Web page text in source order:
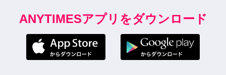
ANYTIMESアプリをダウンロード